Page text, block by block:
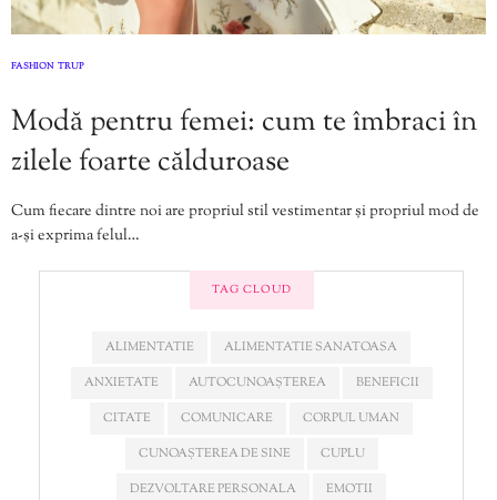
FASHION TRUP
Modă pentru femei: cum te îmbraci în
zilele foarte călduroase
Cum fiecare dintre noi are propriul stil vestimentar și propriul mod de
a-și exprima felul…
TAG CLOUD
ALIMENTATIE
ALIMENTATIE SANATOASA
ANXIETATE
AUTOCUNOAȘTEREA
BENEFICII
CITATE
COMUNICARE
CORPUL UMAN
CUNOAȘTEREA DE SINE
CUPLU
DEZVOLTARE PERSONALA
EMOTII